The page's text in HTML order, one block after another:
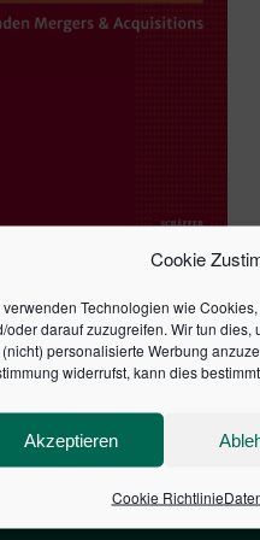
Cookie
verwenden Technologien wie
oder darauf zuzugreifen. Wir tun
personalisierte Werbung
widerrufst, kann dies
Akzeptieren
Cookie Richtlinie